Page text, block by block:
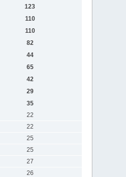
123
110
110
82
44
65
42
29
35
22
22
25
25
27
26